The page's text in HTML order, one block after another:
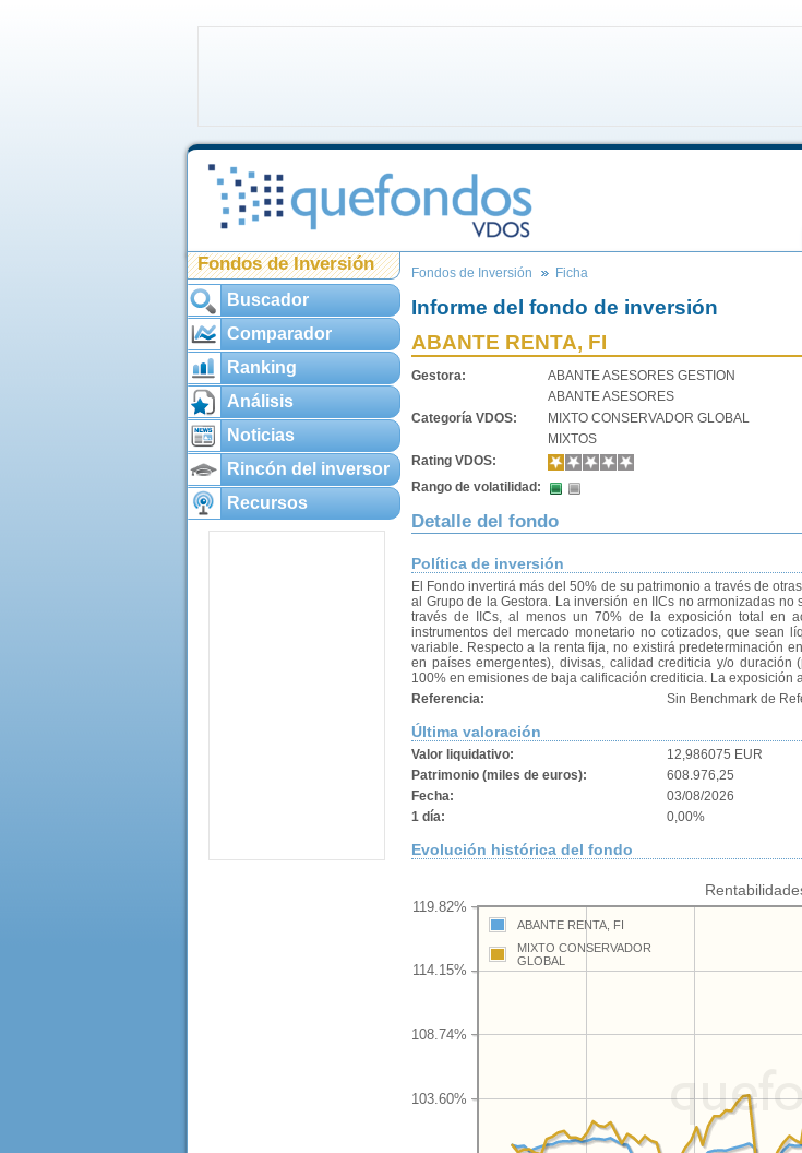
Fondos de Inversión
Buscador
Comparador
Ranking
Análisis
Noticias
Rincón del inversor
Recursos
Fondos de Inversión Ficha
Informe del fondo de inversión
ABANTE RENTA, FI
Gestora:
ABANTE ASESORES GESTION
ABANTE ASESORES
Categoría VDOS:
MIXTO CONSERVADOR GLOBAL
MIXTOS
Rating VDOS:
Rango de volatilidad:
Detalle del fondo
Política de inversión
El Fondo invertirá más del 50% de su patrimonio a través de
al Grupo de la Gestora. La inversión en IICs no armonizadas
través de IICs, al menos un 70% de la exposición total en
instrumentos del mercado monetario no cotizados, que sean
variable. Respecto a la renta fija, no existirá predeterminación
en países emergentes), divisas, calidad crediticia y/o
100% en emisiones de baja calificación crediticia. La
Referencia:
Sin Benchmark de
Última valoración
Valor liquidativo:
12,986075 EUR
Patrimonio (miles de euros):
608.976,25
Fecha:
03/08/2026
1 día:
0,00%
Evolución histórica del fondo
103.60%
108.74%
114.15%
119.82%
ABANTE RENTA, FI
MIXTO CONSERVADOR
GLOBAL